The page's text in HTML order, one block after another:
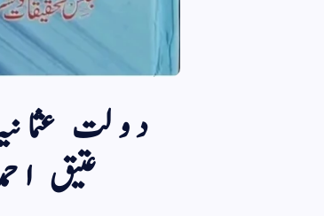
دولت
عتیق